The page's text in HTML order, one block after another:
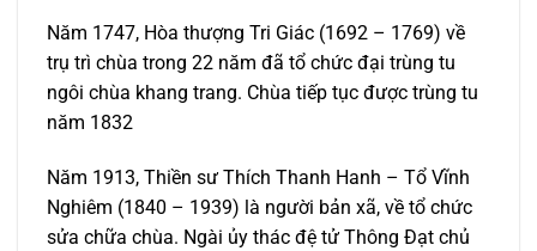
Năm 1747, Hòa thượng Tri Giác (1692 – 1769) về
trụ trì chùa trong 22 năm đã tổ chức đại trùng tu
ngôi chùa khang trang. Chùa tiếp tục được trùng tu
năm 1832
Năm 1913, Thiền sư Thích Thanh Hanh – Tổ Vĩnh
Nghiêm (1840 – 1939) là người bản xã, về tổ chức
sửa chữa chùa. Ngài ủy thác đệ tử Thông Đạt chủ